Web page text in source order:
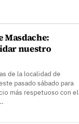
Masdache:
nuestro
de la localidad de
pasado sábado para
más respetuoso con el